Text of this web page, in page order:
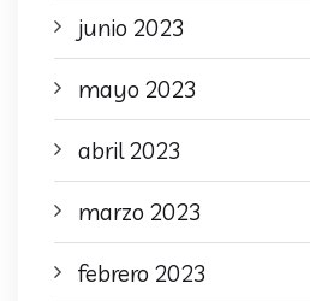
junio 2023
mayo 2023
abril 2023
marzo 2023
febrero 2023